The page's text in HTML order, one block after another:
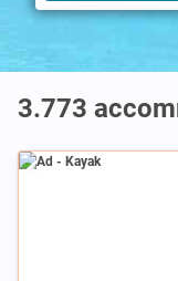
3.773
Ad